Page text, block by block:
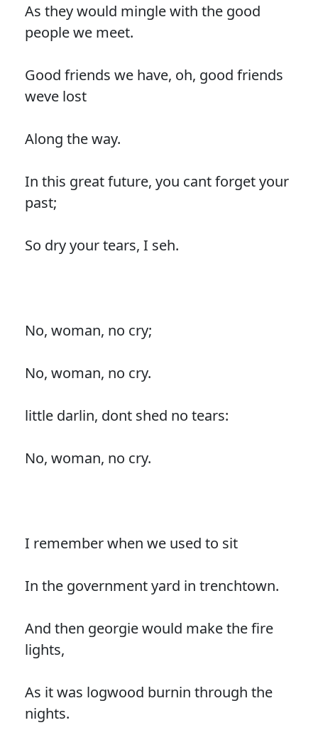
As they would mingle with the good
people we meet.
Good friends we have, oh, good friends
weve lost
Along the way.
In this great future, you cant forget your
past;
So dry your tears, I seh.
No, woman, no cry;
No, woman, no cry.
little darlin, dont shed no tears:
No, woman, no cry.
I remember when we used to sit
In the government yard in trenchtown.
And then georgie would make the fire
lights,
As it was logwood burnin through the
nights.